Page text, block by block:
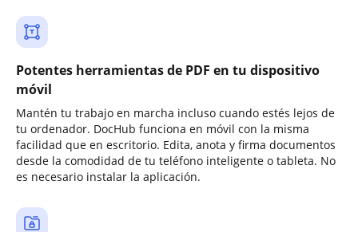
Potentes herramientas de PDF en tu dispositivo
móvil
Mantén tu trabajo en marcha incluso cuando estés lejos de
tu ordenador. DocHub funciona en móvil con la misma
facilidad que en escritorio. Edita, anota y firma documentos
desde la comodidad de tu teléfono inteligente o tableta. No
es necesario instalar la aplicación.